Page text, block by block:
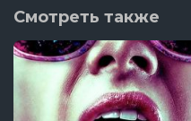
Смотреть также